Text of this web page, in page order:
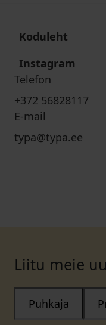
Koduleht
Instagram
Telefon
+372 56828117
E-mail
typa@typa.ee
Liitu meie
Puhkaja